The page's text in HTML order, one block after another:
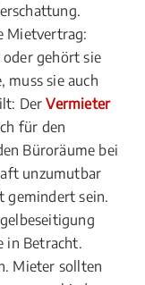
Mietvertrag:
gehört sie
muss sie auch
DerVermieter
für den
Büroräume bei
unzumutbar
gemindert sein.
in Betracht.
Mieter sollten